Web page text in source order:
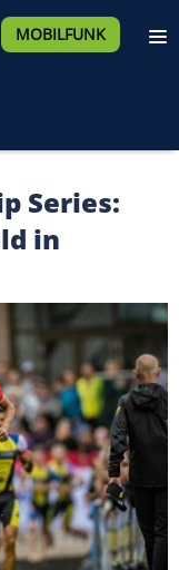
MOBILFUNK
Series:
in